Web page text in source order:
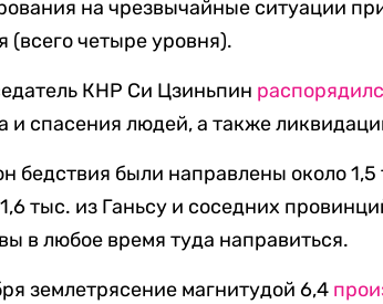
на чрезвычайные ситуации
(всего четыре уровня).
КНР Си Цзиньпин
и спасения людей, а также
бедствия были направлены около
тыс. из Ганьсу и соседних
в любое время туда направиться.
землетрясение магнитудой 6,4